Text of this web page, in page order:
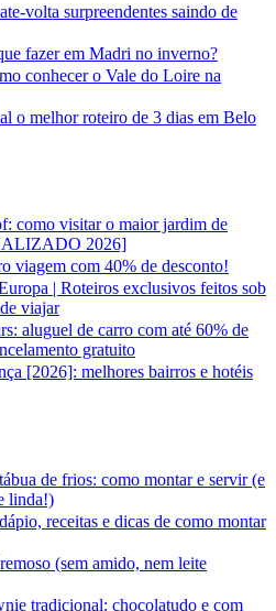
volta surpreendentes saindo de
fazer em Madri no inverno?
conhecer o Vale do Loire na
o melhor roteiro de 3 dias em Belo
como visitar o maior jardim de
2026]
viagem com 40% de desconto!
| Roteiros exclusivos feitos sob
viajar
aluguel de carro com até 60% de
gratuito
[2026]: melhores bairros e hotéis
de frios: como montar e servir (e
linda!)
receitas e dicas de como montar
(sem amido, nem leite
tradicional: chocolatudo e com